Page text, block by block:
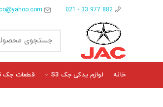
خانه لوازم یدکی جک S3 قطعات جک S5